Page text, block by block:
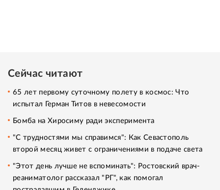
Сейчас читают
65 лет первому суточному полету в космос: Что
испытал Герман Титов в невесомости
Бомба на Хиросиму ради эксперимента
"С трудностями мы справимся": Как Севастополь
второй месяц живет с ограничениями в подаче света
"Этот день лучше не вспоминать": Ростовский врач-
реаниматолог рассказал "РГ", как помогал